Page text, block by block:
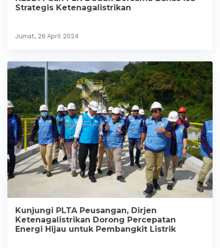
Strategis Ketenagalistrikan
Jumat, 26 April 2024
Kunjungi PLTA Peusangan, Dirjen
Ketenagalistrikan Dorong Percepatan
Energi Hijau untuk Pembangkit Listrik